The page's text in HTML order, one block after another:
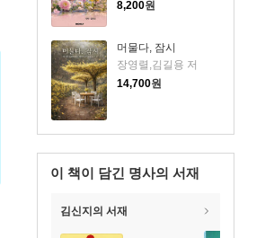
8,200원
머물다, 잠시
장영렬,김길용 저
14,700원
이 책이 담긴 명사의 서재
김신지의 서재